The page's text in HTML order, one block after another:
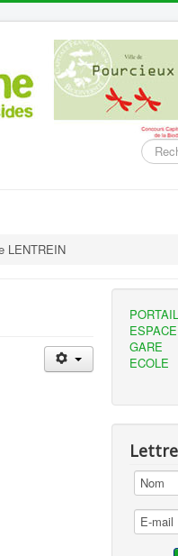
LENTREIN
GARE
ECOLE